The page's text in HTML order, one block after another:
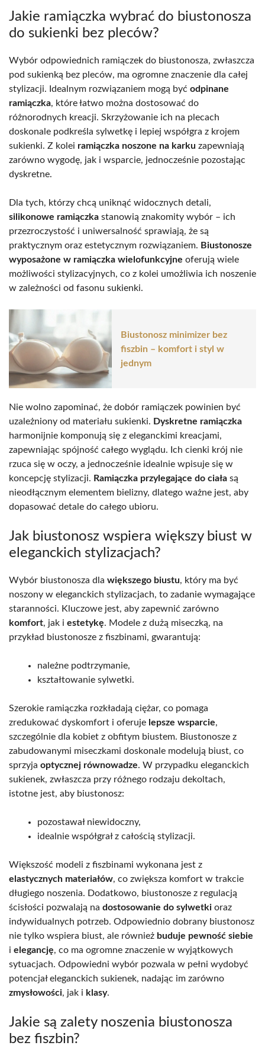
Jakie ramiączka wybrać do biustonosza
do sukienki bez pleców?
Wybór odpowiednich ramiączek do biustonosza, zwłaszcza
pod sukienką bez pleców, ma ogromne znaczenie dla całej
stylizacji. Idealnym rozwiązaniem mogą być odpinane
ramiączka, które łatwo można dostosować do
różnorodnych kreacji. Skrzyżowanie ich na plecach
doskonale podkreśla sylwetkę i lepiej współgra z krojem
sukienki. Z kolei ramiączka noszone na karku zapewniają
zarówno wygodę, jak i wsparcie, jednocześnie pozostając
dyskretne.
Dla tych, którzy chcą uniknąć widocznych detali,
silikonowe ramiączka stanowią znakomity wybór – ich
przezroczystość i uniwersalność sprawiają, że są
praktycznym oraz estetycznym rozwiązaniem. Biustonosze
wyposażone w ramiączka wielofunkcyjne oferują wiele
możliwości stylizacyjnych, co z kolei umożliwia ich noszenie
w zależności od fasonu sukienki.
Biustonosz minimizer bez
fiszbin – komfort i styl w
jednym
Nie wolno zapominać, że dobór ramiączek powinien być
uzależniony od materiału sukienki. Dyskretne ramiączka
harmonijnie komponują się z eleganckimi kreacjami,
zapewniając spójność całego wyglądu. Ich cienki krój nie
rzuca się w oczy, a jednocześnie idealnie wpisuje się w
koncepcję stylizacji. Ramiączka przylegające do ciała są
nieodłącznym elementem bielizny, dlatego ważne jest, aby
dopasować detale do całego ubioru.
Jak biustonosz wspiera większy biust w
eleganckich stylizacjach?
Wybór biustonosza dla większego biustu, który ma być
noszony w eleganckich stylizacjach, to zadanie wymagające
staranności. Kluczowe jest, aby zapewnić zarówno
komfort, jak i estetykę. Modele z dużą miseczką, na
przykład biustonosze z fiszbinami, gwarantują:
należne podtrzymanie,
kształtowanie sylwetki.
Szerokie ramiączka rozkładają ciężar, co pomaga
zredukować dyskomfort i oferuje lepsze wsparcie,
szczególnie dla kobiet z obfitym biustem. Biustonosze z
zabudowanymi miseczkami doskonale modelują biust, co
sprzyja optycznej równowadze. W przypadku eleganckich
sukienek, zwłaszcza przy różnego rodzaju dekoltach,
istotne jest, aby biustonosz:
pozostawał niewidoczny,
idealnie współgrał z całością stylizacji.
Większość modeli z fiszbinami wykonana jest z
elastycznych materiałów, co zwiększa komfort w trakcie
długiego noszenia. Dodatkowo, biustonosze z regulacją
ścisłości pozwalają na dostosowanie do sylwetki oraz
indywidualnych potrzeb. Odpowiednio dobrany biustonosz
nie tylko wspiera biust, ale również buduje pewność siebie
i elegancję, co ma ogromne znaczenie w wyjątkowych
sytuacjach. Odpowiedni wybór pozwala w pełni wydobyć
potencjał eleganckich sukienek, nadając im zarówno
zmysłowości, jak i klasy.
Jakie są zalety noszenia biustonosza
bez fiszbin?